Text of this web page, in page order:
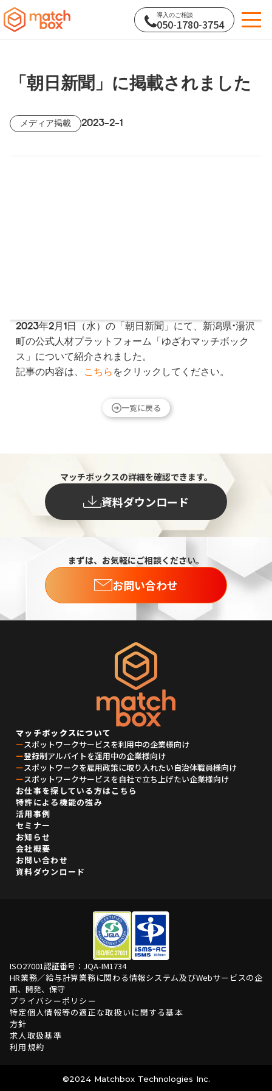
導入のご相談
050-1780-3754
「朝日新聞」に掲載されました
メディア掲載 2023-2-1
2023年2月1日（水）の「朝日新聞」にて、新潟県・湯沢
町の公式人材プラットフォーム「ゆざわマッチボック
ス」について紹介されました。
記事の内容は、
こちら をクリックしてください。
一覧に戻る
マッチボックスの詳細を確認できます。
資料ダウンロード
まずは、お気軽にご相談ください。
お問い合わせ
マッチボックスについて
ースポットワークサービスを利用中の企業様向け
ー登録制アルバイトを運用中の企業様向け
ースポットワークを雇用政策に取り入れたい自治体職員様向け
ースポットワークサービスを自社で立ち上げたい企業様向け
お仕事を探している方はこちら
特許による機能の強み
活用事例
セミナー
お知らせ
会社概要
お問い合わせ
資料ダウンロード
ISO27001認証番号：JQA-IM1734
HR業務／給与計算業務に関わる情報システム及びWebサービスの企
画、開発、保守
プライバシーポリシー
特定個人情報等の適正な取扱いに関する基本
方針
求人取扱基準
利用規約
©️2024 Matchbox Technologies Inc.